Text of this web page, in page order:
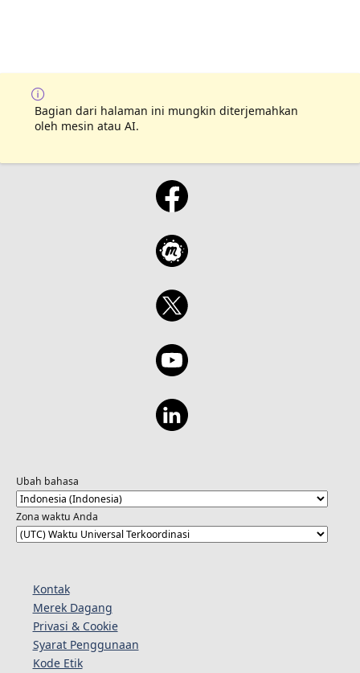
Bagian dari halaman ini mungkin diterjemahkan
oleh mesin atau AI.
Ubah bahasa
Zona waktu Anda
Kontak
Merek Dagang
Privasi & Cookie
Syarat Penggunaan
Kode Etik